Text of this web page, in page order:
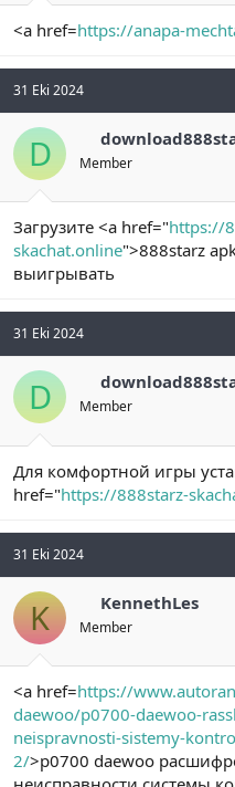
<a href=https://anapa-
31 Eki 2024
D Member
Загрузите <a href="https://
skachat.online">888starz
выигрывать
31 Eki 2024
D Member
Для комфортной игры
href="https://888starz-
31 Eki 2024
K KennethLes
Member
<a href=https://
daewoo/p0700-daewoo-
neispravnosti-sistemy-
2/>p0700 daewoo